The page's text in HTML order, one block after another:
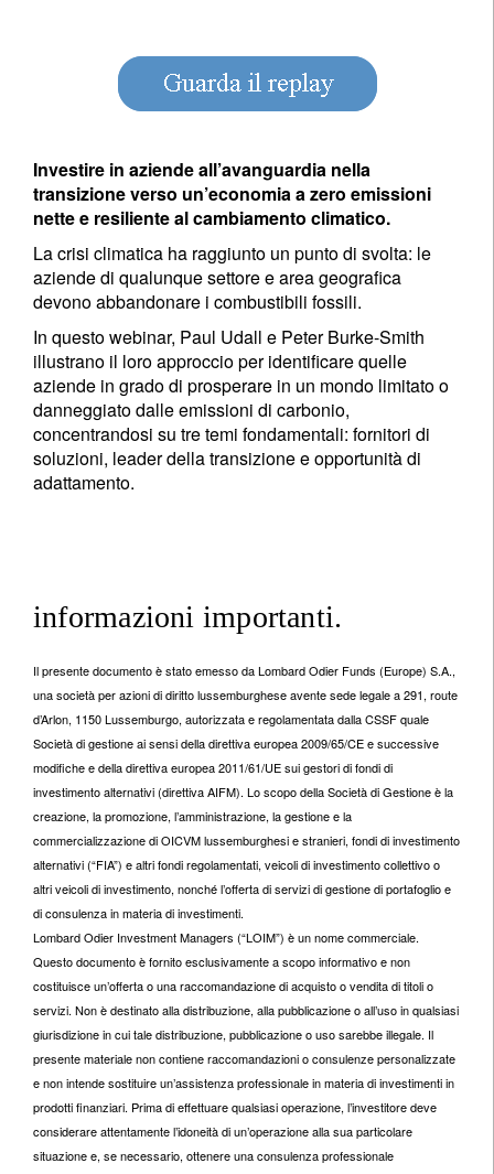
Investire in aziende all’avanguardia nella
transizione verso un’economia a zero emissioni
nette e resiliente al cambiamento climatico.
La crisi climatica ha raggiunto un punto di svolta: le
aziende di qualunque settore e area geografica
devono abbandonare i combustibili fossili.
In questo webinar, Paul Udall e Peter Burke-Smith
illustrano il loro approccio per identificare quelle
aziende in grado di prosperare in un mondo limitato o
danneggiato dalle emissioni di carbonio,
concentrandosi su tre temi fondamentali: fornitori di
soluzioni, leader della transizione e opportunità di
adattamento.
informazioni importanti.
Il presente documento è stato emesso da Lombard Odier Funds (Europe) S.A.,
una società per azioni di diritto lussemburghese avente sede legale a 291, route
d’Arlon, 1150 Lussemburgo, autorizzata e regolamentata dalla CSSF quale
Società di gestione ai sensi della direttiva europea 2009/65/CE e successive
modifiche e della direttiva europea 2011/61/UE sui gestori di fondi di
investimento alternativi (direttiva AIFM). Lo scopo della Società di Gestione è la
creazione, la promozione, l’amministrazione, la gestione e la
commercializzazione di OICVM lussemburghesi e stranieri, fondi di investimento
alternativi (“FIA”) e altri fondi regolamentati, veicoli di investimento collettivo o
altri veicoli di investimento, nonché l’offerta di servizi di gestione di portafoglio e
di consulenza in materia di investimenti.
Lombard Odier Investment Managers (“LOIM”) è un nome commerciale.
Questo documento è fornito esclusivamente a scopo informativo e non
costituisce un’offerta o una raccomandazione di acquisto o vendita di titoli o
servizi. Non è destinato alla distribuzione, alla pubblicazione o all’uso in qualsiasi
giurisdizione in cui tale distribuzione, pubblicazione o uso sarebbe illegale. Il
presente materiale non contiene raccomandazioni o consulenze personalizzate
e non intende sostituire un’assistenza professionale in materia di investimenti in
prodotti finanziari. Prima di effettuare qualsiasi operazione, l’investitore deve
considerare attentamente l’idoneità di un’operazione alla sua particolare
situazione e, se necessario, ottenere una consulenza professionale